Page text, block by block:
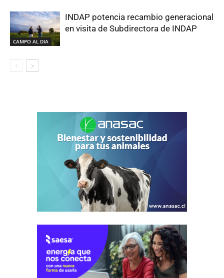
CAMPO AL DIA
INDAP potencia recambio generacional
en visita de Subdirectora de INDAP